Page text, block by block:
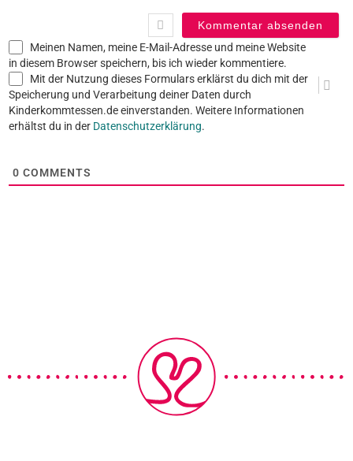
Meinen Namen, meine E-Mail-Adresse und meine Website
in diesem Browser speichern, bis ich wieder kommentiere.
Mit der Nutzung dieses Formulars erklärst du dich mit der
Speicherung und Verarbeitung deiner Daten durch
Kinderkommtessen.de einverstanden. Weitere Informationen
erhältst du in der Datenschutzerklärung.
0 COMMENTS